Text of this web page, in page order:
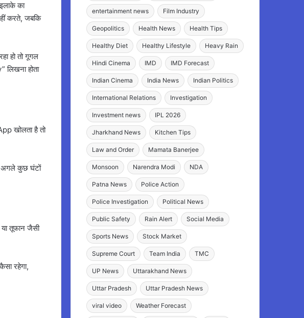
का
करते, जबकि
हो तो गूगल
होता
खोलता है तो
अगले कुछ घंटों
तूफान जैसी
रहेगा,
entertainment news Film Industry
Geopolitics Health News Health Tips
Healthy Diet Healthy Lifestyle Heavy Rain
Hindi Cinema IMD IMD Forecast
Indian Cinema India News Indian Politics
International Relations Investigation
Investment news IPL 2026
Jharkhand News Kitchen Tips
Law and Order Mamata Banerjee
Monsoon Narendra Modi NDA
Patna News Police Action
Police Investigation Political News
Public Safety Rain Alert Social Media
Sports News Stock Market
Supreme Court Team India TMC
UP News Uttarakhand News
Uttar Pradesh Uttar Pradesh News
viral video Weather Forecast